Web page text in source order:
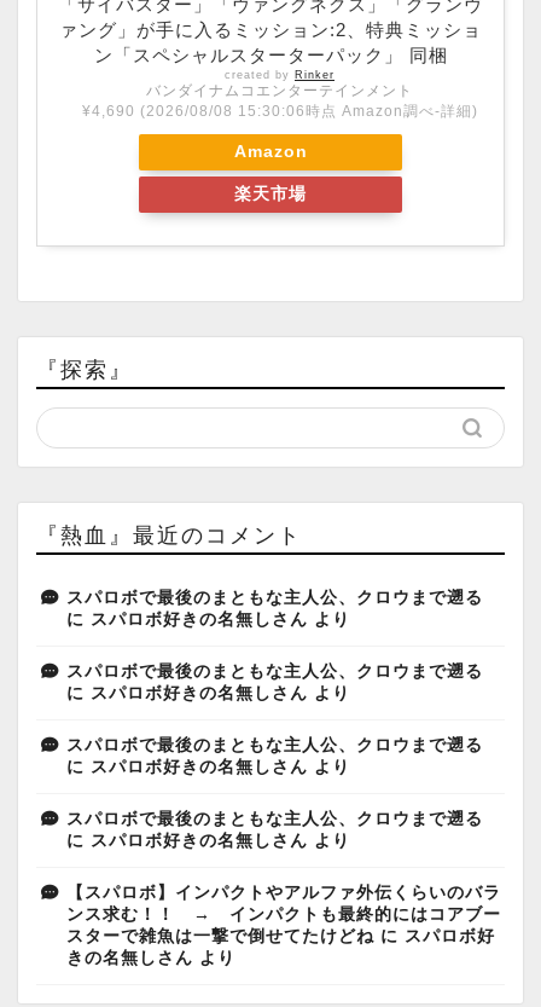
「サイバスター」「ヴァングネクス」「グランヴ
ァング」が手に入るミッション:2、特典ミッショ
ン「スペシャルスターターパック」 同梱
created by Rinker
バンダイナムコエンターテインメント
¥4,690 (2026/08/08 15:30:06時点 Amazon調べ-詳細)
Amazon
楽天市場
『探索』
『熱血』最近のコメント
スパロボで最後のまともな主人公、クロウまで遡る
に スパロボ好きの名無しさん より
スパロボで最後のまともな主人公、クロウまで遡る
に スパロボ好きの名無しさん より
スパロボで最後のまともな主人公、クロウまで遡る
に スパロボ好きの名無しさん より
スパロボで最後のまともな主人公、クロウまで遡る
に スパロボ好きの名無しさん より
【スパロボ】インパクトやアルファ外伝くらいのバラ
ンス求む！！ → インパクトも最終的にはコアブー
スターで雑魚は一撃で倒せてたけどね に スパロボ好
きの名無しさん より